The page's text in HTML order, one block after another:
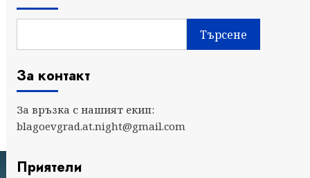
Търсене
За контакт
За връзка с нашият екип:
blagoevgrad.at.night@gmail.com
Приятели